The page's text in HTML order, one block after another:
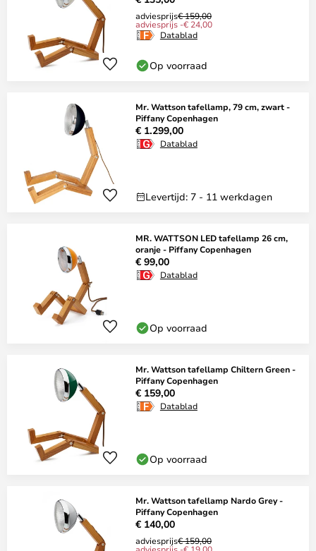
adviesprijs€ 159,00
adviesprijs -€ 24,00
Datablad
Op voorraad
Mr. Wattson tafellamp, 79 cm, zwart -
Piffany Copenhagen
€ 1.299,00
Datablad
Levertijd: 7 - 11 werkdagen
MR. WATTSON LED tafellamp 26 cm,
oranje - Piffany Copenhagen
€ 99,00
Datablad
Op voorraad
Mr. Wattson tafellamp Chiltern Green -
Piffany Copenhagen
€ 159,00
Datablad
Op voorraad
Mr. Wattson tafellamp Nardo Grey -
Piffany Copenhagen
€ 140,00
adviesprijs€ 159,00